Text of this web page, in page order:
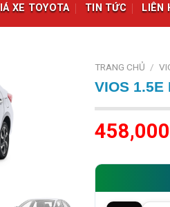
XE TOYOTA TIN TỨC LIÊN
TRANG CHỦ /
VIOS 1.5E